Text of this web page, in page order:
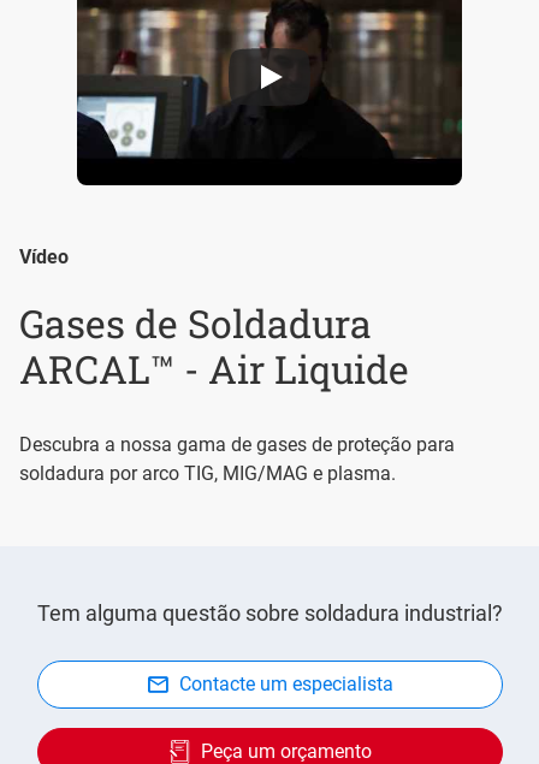
Air Liquide presents its ARCAL™ range
Vídeo
Gases de Soldadura
ARCAL™ - Air Liquide
Descubra a nossa gama de gases de proteção para
soldadura por arco TIG, MIG/MAG e plasma.
Tem alguma questão sobre soldadura industrial?
Contacte um especialista
Peça um orçamento